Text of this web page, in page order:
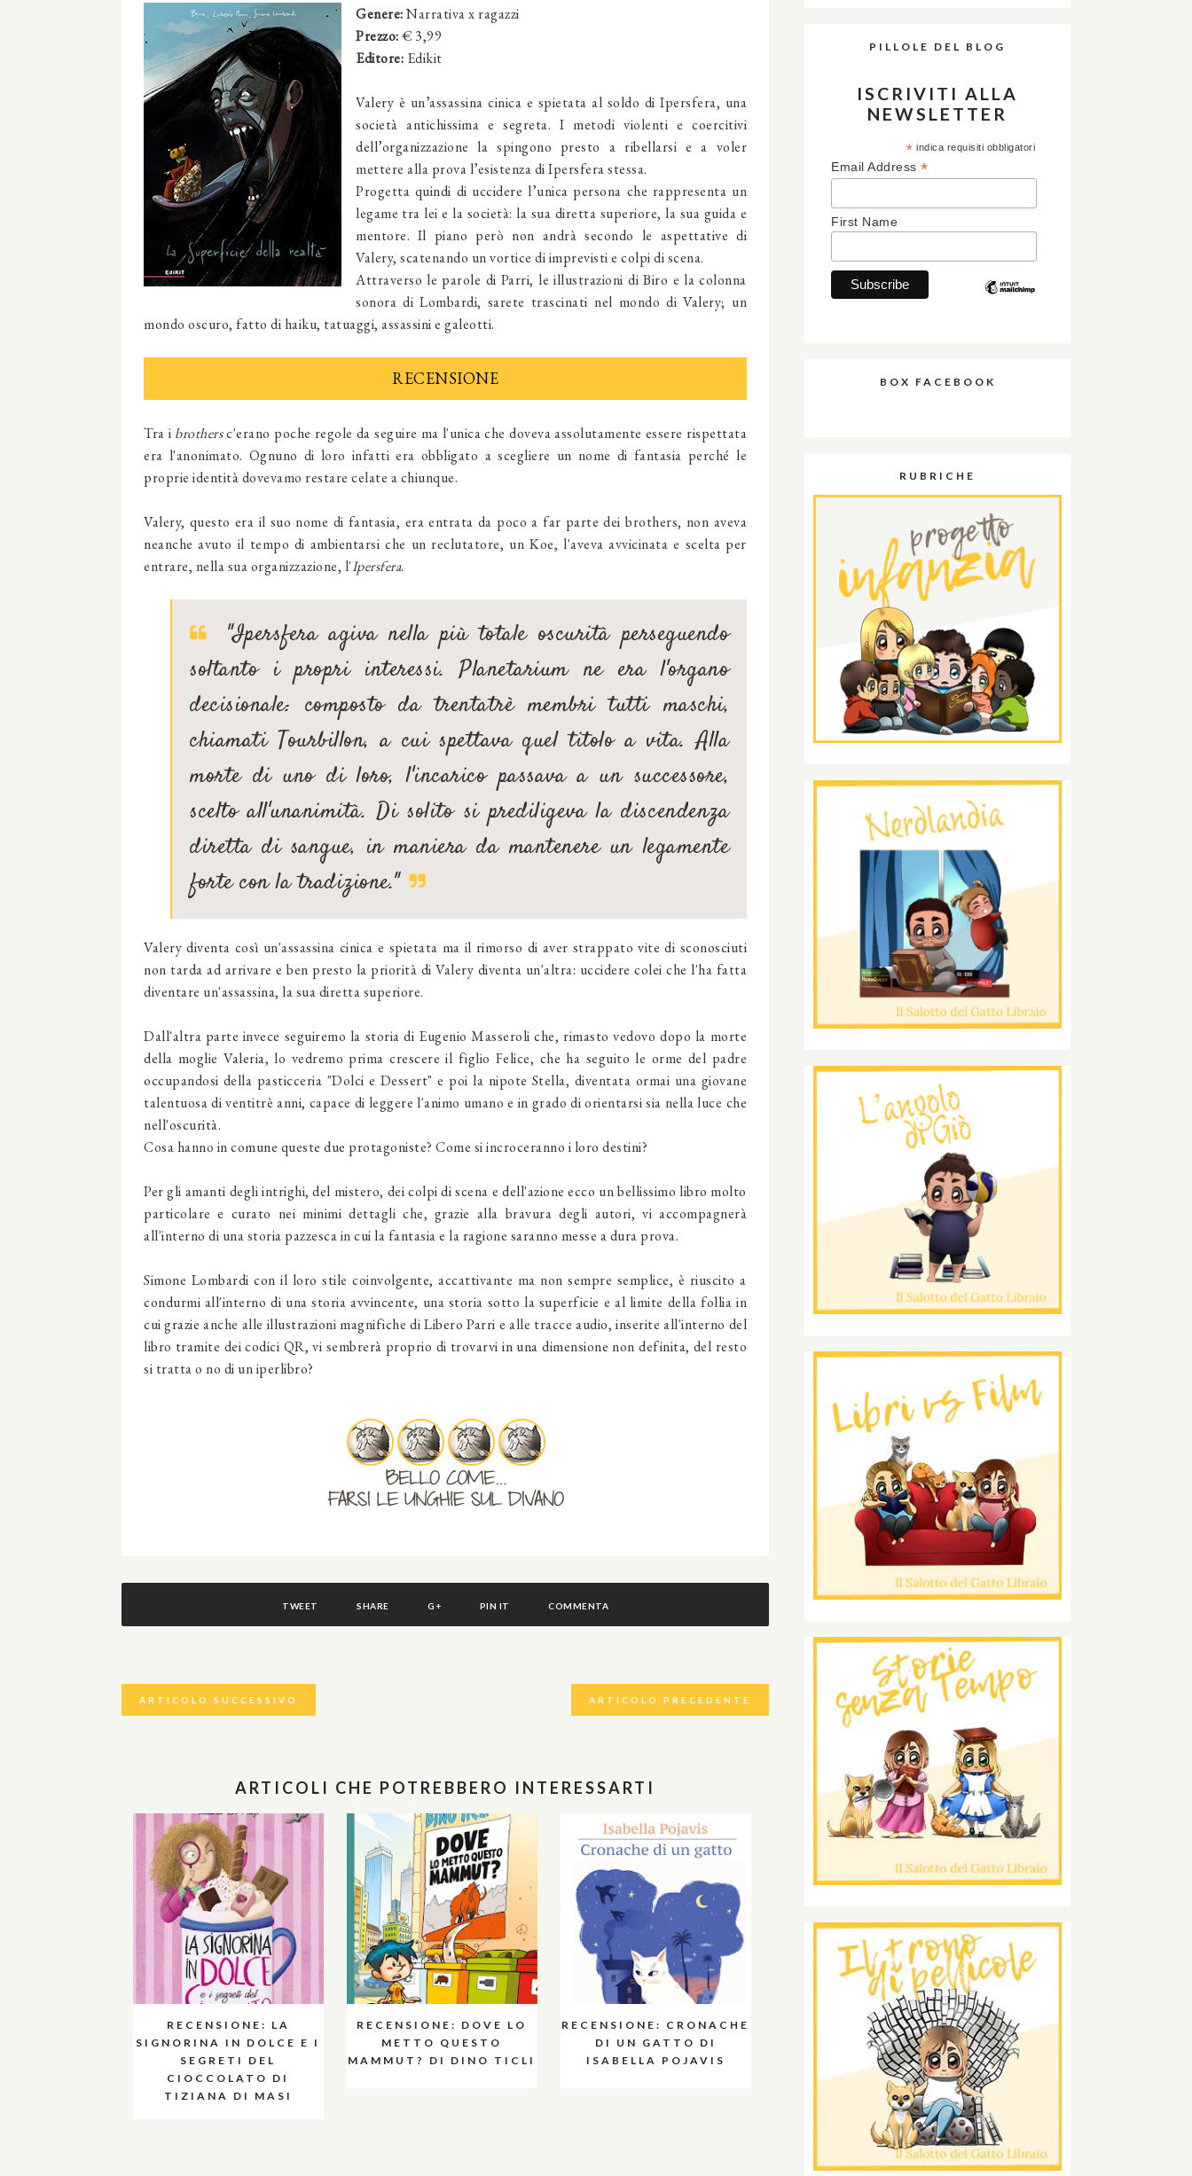
Genere:Narrativa x ragazzi
Prezzo:€ 3,99
Editore: Edikit
Valery è un’assassina cinica e spietata al soldo di Ipersfera, una
società antichissima e segreta. I metodi violenti e coercitivi
dell’organizzazione la spingono presto a ribellarsi e a voler
mettere alla prova l’esistenza di Ipersfera stessa.
Progetta quindi di uccidere l’unica persona che rappresenta un
legame tra lei e la società: la sua diretta superiore, la sua guida e
mentore. Il piano però non andrà secondo le aspettative di
Valery, scatenando un vortice di imprevisti e colpi di scena.
Attraverso le parole di Parri, le illustrazioni di Biro e la colonna
sonora di Lombardi, sarete trascinati nel mondo di Valery; un
mondo oscuro, fatto di haiku, tatuaggi, assassini e galeotti.
RECENSIONE
Tra i brothersc'erano poche regole da seguire ma l'unica che doveva assolutamente essere rispettata
era l'anonimato. Ognuno di loro infatti era obbligato a scegliere un nome di fantasia perché le
proprie identità dovevamo restare celate a chiunque.
Valery, questo era il suo nome di fantasia, era entrata da poco a far parte dei brothers, non aveva
neanche avuto il tempo di ambientarsi che un reclutatore, un Koe, l'aveva avvicinata e scelta per
entrare, nella sua organizzazione, l'Ipersfera.
"Ipersfera agiva nella più totale oscurità perseguendo
soltanto i propri interessi. Planetarium ne era l'organo
decisionale: composto da trentatrè membri tutti maschi,
chiamati Tourbillon, a cui spettava quel titolo a vita. Alla
morte di uno di loro, l'incarico passava a un successore,
scelto all'unanimità. Di solito si prediligeva la discendenza
diretta di sangue, in maniera da mantenere un legamente
forte con la tradizione."
Valery diventa così un'assassina cinica e spietata ma il rimorso di aver strappato vite di sconosciuti
non tarda ad arrivare e ben presto la priorità di Valery diventa un'altra: uccidere colei che l'ha fatta
diventare un'assassina, la sua diretta superiore.
Dall'altra parte invece seguiremo la storia di Eugenio Masseroli che, rimasto vedovo dopo la morte
della moglie Valeria, lo vedremo prima crescere il figlio Felice, che ha seguito le orme del padre
occupandosi della pasticceria "Dolci e Dessert" e poi la nipote Stella, diventata ormai una giovane
talentuosa di ventitrè anni, capace di leggere l'animo umano e in grado di orientarsi sia nella luce che
nell'oscurità.
Cosa hanno in comune queste due protagoniste? Come si incroceranno i loro destini?
Per gli amanti degli intrighi, del mistero, dei colpi di scena e dell'azione ecco un bellissimo libro molto
particolare e curato nei minimi dettagli che, grazie alla bravura degli autori, vi accompagnerà
all'interno di una storia pazzesca in cui la fantasia e la ragione saranno messe a dura prova.
Simone Lombardi con il loro stile coinvolgente, accattivante ma non sempre semplice, è riuscito a
condurmi all'interno di una storia avvincente, una storia sotto la superficie e al limite della follia in
cui grazie anche alle illustrazioni magnifiche di Libero Parri e alle tracce audio, inserite all'interno del
libro tramite dei codici QR, vi sembrerà proprio di trovarvi in una dimensione non definita, del resto
si tratta o no di un iperlibro?
TWEET SHARE G+ PIN IT COMMENTA
ARTICOLO SUCCESSIVO ARTICOLO PRECEDENTE
ARTICOLI CHE POTREBBERO INTERESSARTI
RECENSIONE: LA
SIGNORINA IN DOLCE E I
SEGRETI DEL
CIOCCOLATO DI
TIZIANA DI MASI
RECENSIONE: DOVE LO
METTO QUESTO
MAMMUT? DI DINO TICLI
RECENSIONE: CRONACHE
DI UN GATTO DI
ISABELLA POJAVIS
PILLOLE DEL BLOG
ISCRIVITI ALLA
NEWSLETTER
* indica requisiti obbligatori
Email Address *
First Name
BOX FACEBOOK
RUBRICHE